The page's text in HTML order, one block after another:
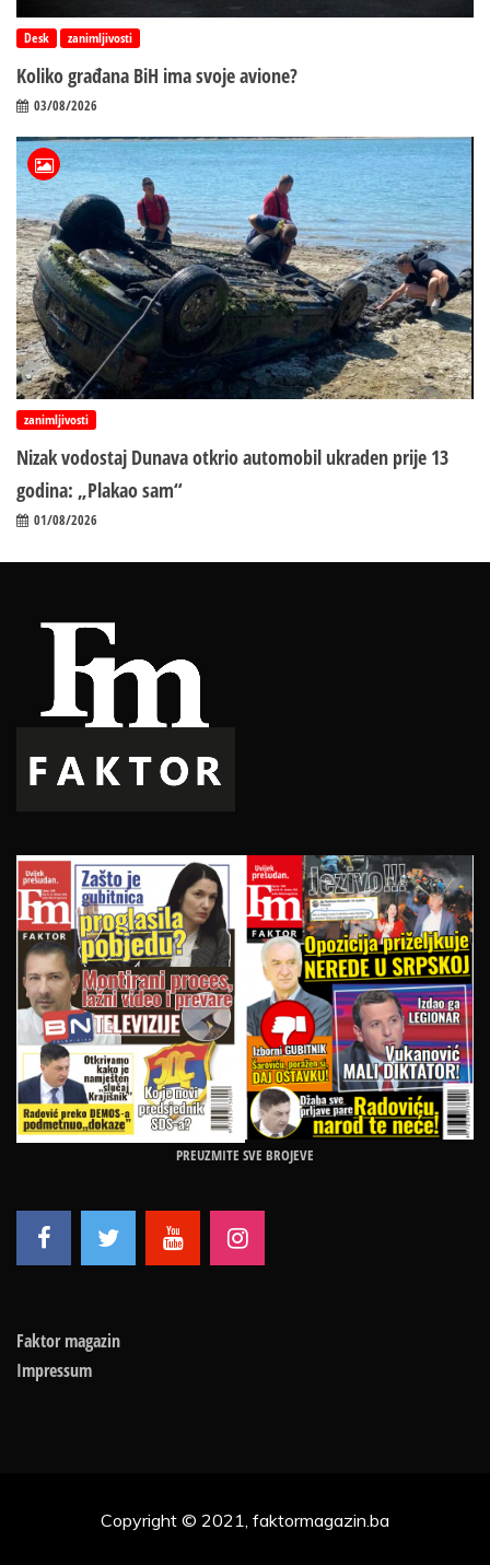
Desk zanimljivosti
Koliko građana BiH ima svoje avione?
03/08/2026
zanimljivosti
Nizak vodostaj Dunava otkrio automobil ukraden prije 13
godina: „Plakao sam“
01/08/2026
PREUZMITE SVE BROJEVE
Faktor magazin
Impressum
Copyright © 2021, faktormagazin.ba